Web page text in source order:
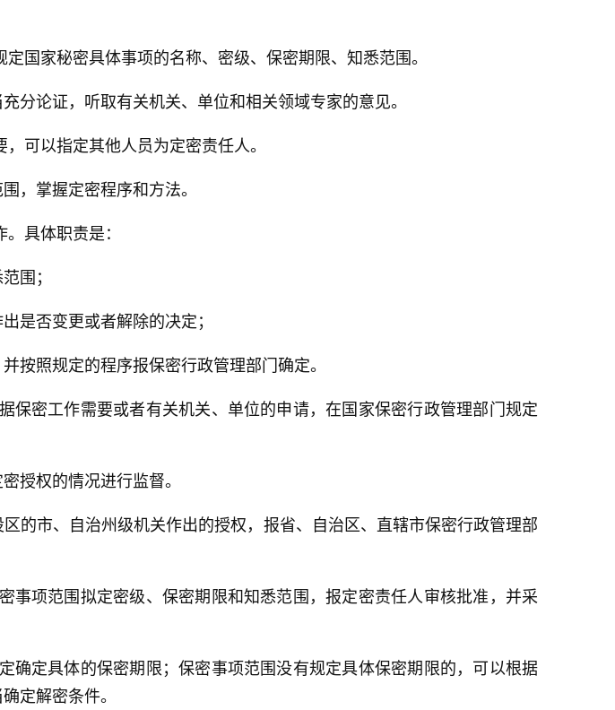
国家秘密具体事项的名称、密级、保密期限、知悉范围。
分论证，听取有关机关、单位和相关领域专家的意见。
可以指定其他人员为定密责任人。
，掌握定密程序和方法。
具体职责是：
围；
是否变更或者解除的决定；
按照规定的程序报保密行政管理部门确定。
密工作需要或者有关机关、单位的申请，在国家保密行政管理部门规定
授权的情况进行监督。
的市、自治州级机关作出的授权，报省、自治区、直辖市保密行政管理部
项范围拟定密级、保密期限和知悉范围，报定密责任人审核批准，并采
定具体的保密期限；保密事项范围没有规定具体保密期限的，可以根据
定解密条件。